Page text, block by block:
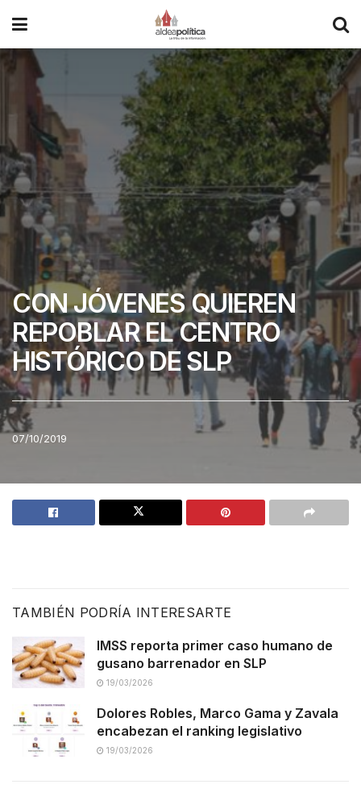
CON JÓVENES QUIEREN
REPOBLAR EL CENTRO
HISTÓRICO DE SLP
07/10/2019
TAMBIÉN PODRÍA INTERESARTE
IMSS reporta primer caso humano de
gusano barrenador en SLP
19/03/2026
Dolores Robles, Marco Gama y Zavala
encabezan el ranking legislativo
19/03/2026